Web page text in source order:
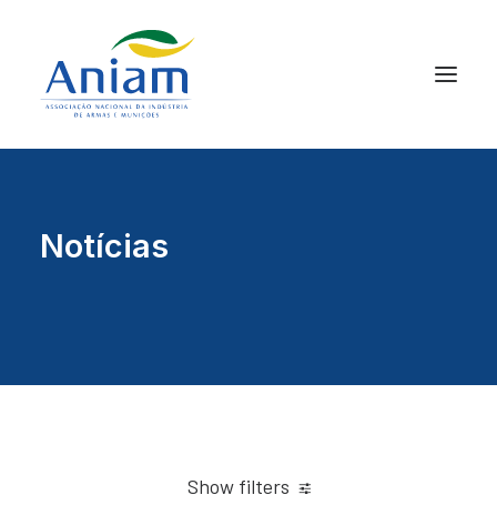
Notícias
Show filters